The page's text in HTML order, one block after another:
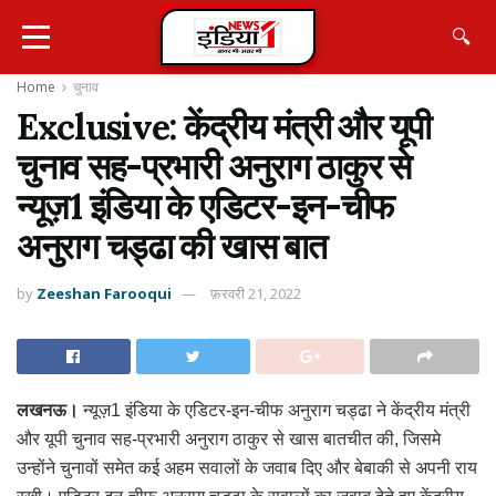
🔍
Home चुनाव
Exclusive: केंद्रीय मंत्री और यूपी
चुनाव सह-प्रभारी अनुराग ठाकुर से
न्यूज़1 इंडिया के एडिटर-इन-चीफ
अनुराग चड्ढा की खास बात
by Zeeshan Farooqui फ़रवरी 21, 2022
लखनऊ। न्यूज़1 इंडिया के एडिटर-इन-चीफ अनुराग चड्ढा ने केंद्रीय मंत्री
और यूपी चुनाव सह-प्रभारी अनुराग ठाकुर से खास बातचीत की, जिसमे
उन्होंने चुनावों समेत कई अहम सवालों के जवाब दिए और बेबाकी से अपनी राय